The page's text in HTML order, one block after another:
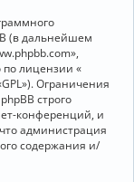
(в дальнейшем
по лицензии «
Ограничения
строго
конференций, и
администрация
содержания и/